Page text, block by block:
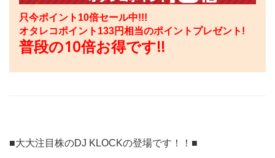
只今ポイント10倍セール中!!!
オタレコポイント 133円相当のポイントプレゼント!
普段の10倍お得です!!
■大大注目株のDJ KLOCKの登場です！！■